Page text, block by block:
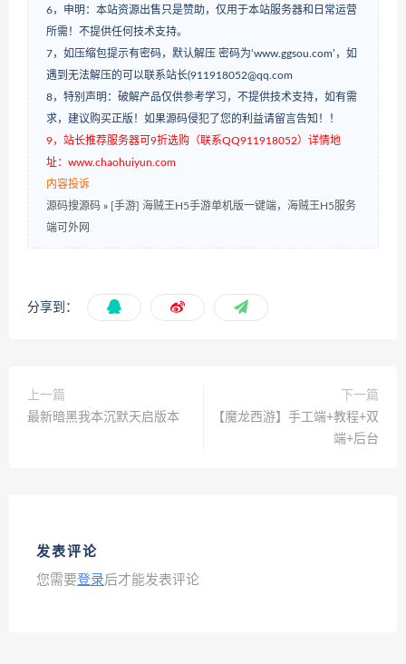
6，申明：本站资源出售只是赞助，仅用于本站服务器和日常运营
所需！不提供任何技术支持。
7，如压缩包提示有密码，默认解压 密码为‘www.ggsou.com’，如
遇到无法解压的可以联系站长(911918052@qq.com
8，特别声明：破解产品仅供参考学习，不提供技术支持，如有需
求，建议购买正版！如果源码侵犯了您的利益请留言告知！！
9，站长推荐服务器可9折选购（联系QQ911918052）详情地
址：www.chaohuiyun.com
内容投诉
源码搜源码 » [手游] 海贼王H5手游单机版一键端，海贼王H5服务
端可外网
分享到：
上一篇
最新暗黑我本沉默天启版本
下一篇
【魔龙西游】手工端+教程+双
端+后台
发表评论
您需要登录后才能发表评论